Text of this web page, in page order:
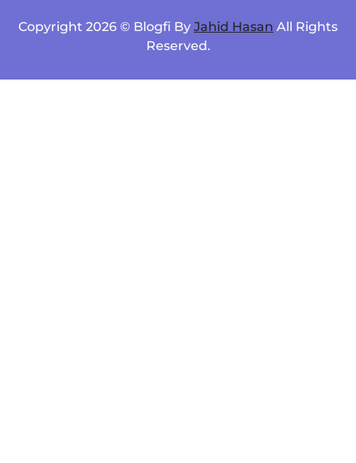
Copyright 2026 © Blogfi By Jahid Hasan All Rights
Reserved.